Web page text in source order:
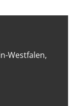
Westfalen,